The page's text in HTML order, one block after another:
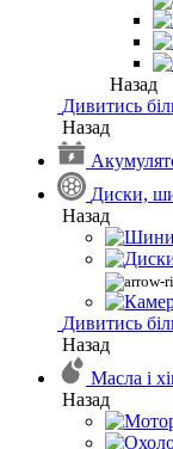
Назад
Дивитись
Назад
Диски,
Назад
Дивитись
Назад
Масла і
Назад